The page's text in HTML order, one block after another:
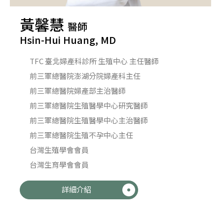
黃馨慧醫師
Hsin-Hui Huang, MD
TFC 臺北婦產科診所 生殖中心 主任醫師
前三軍總醫院澎湖分院婦產科主任
前三軍總醫院婦產部主治醫師
前三軍總醫院生殖醫學中心研究醫師
前三軍總醫院生殖醫學中心主治醫師
前三軍總醫院生殖不孕中心主任
台灣生殖學會會員
台灣生育學會會員
詳細介紹